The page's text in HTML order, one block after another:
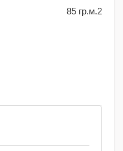
85 гр.м.2